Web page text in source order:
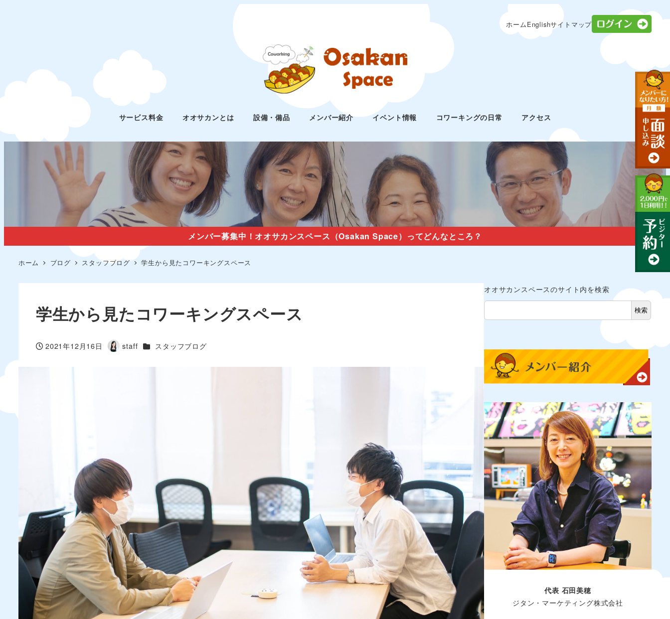
ホームEnglishサイトマップ ログ
サービス料金 オオサカンとは 設備・備品 メンバー紹介 イベント情報 コワーキングの日常 アクセス
スタッフブログ
メンバー募集中！オオサカンスペース（Osakan Space）ってどんなところ？
ホーム ブログ スタッフブログ 学生から見たコワーキングスペース
学生から見たコワーキングスペース
投稿日
2021年12月16日
著
staff カテゴリー
スタッフブログ
オオサカンスペースのサイト内を検索
検索
代表 石田美穂
ジタン・マーケティング株式会社